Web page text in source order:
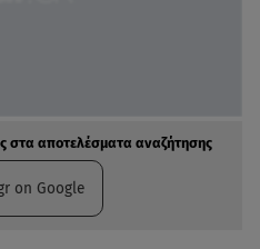
στα αποτελέσματα αναζήτησης
on Google